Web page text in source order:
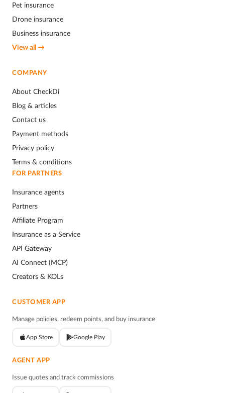
Pet insurance
Drone insurance
Business insurance
View all →
COMPANY
About CheckDi
Blog & articles
Contact us
Payment methods
Privacy policy
Terms & conditions
FOR PARTNERS
Insurance agents
Partners
Affiliate Program
Insurance as a Service
API Gateway
AI Connect (MCP)
Creators & KOLs
CUSTOMER APP
Manage policies, redeem points, and buy insurance
App Store Google Play
AGENT APP
Issue quotes and track commissions